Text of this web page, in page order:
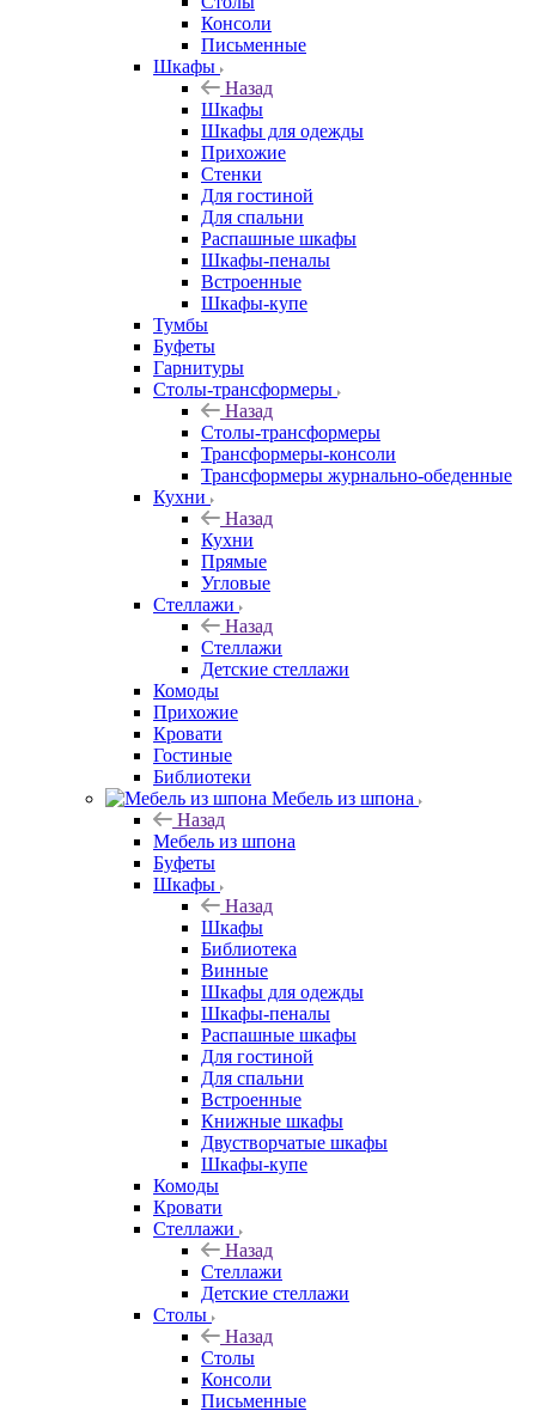
Консоли
Письменные
Шкафы
Назад
Шкафы
Шкафы для одежды
Прихожие
Стенки
Для гостиной
Для спальни
Распашные шкафы
Шкафы-пеналы
Встроенные
Шкафы-купе
Тумбы
Буфеты
Гарнитуры
Столы-трансформеры
Назад
Столы-трансформеры
Трансформеры-консоли
Трансформеры журнально-обеденные
Кухни
Назад
Кухни
Прямые
Угловые
Стеллажи
Назад
Стеллажи
Детские стеллажи
Комоды
Прихожие
Кровати
Гостиные
Библиотеки
Мебель из шпона
Назад
Мебель из шпона
Буфеты
Шкафы
Назад
Шкафы
Библиотека
Винные
Шкафы для одежды
Шкафы-пеналы
Распашные шкафы
Для гостиной
Для спальни
Встроенные
Книжные шкафы
Двустворчатые шкафы
Шкафы-купе
Комоды
Кровати
Стеллажи
Назад
Стеллажи
Детские стеллажи
Столы
Назад
Столы
Консоли
Письменные